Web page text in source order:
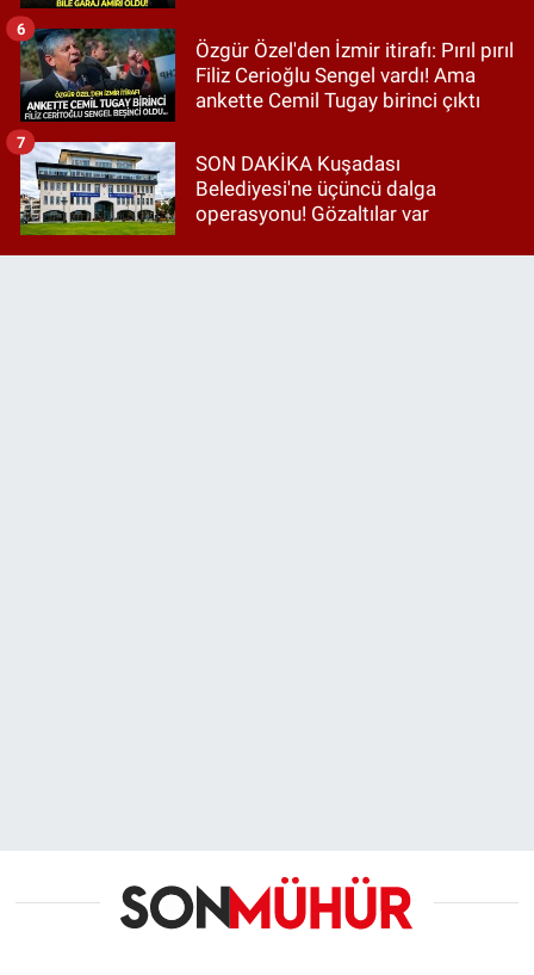
Özgür Özel'den İzmir itirafı: Pırıl pırıl
Filiz Cerioğlu Sengel vardı! Ama
ankette Cemil Tugay birinci çıktı
6
SON DAKİKA Kuşadası
Belediyesi'ne üçüncü dalga
operasyonu! Gözaltılar var
7